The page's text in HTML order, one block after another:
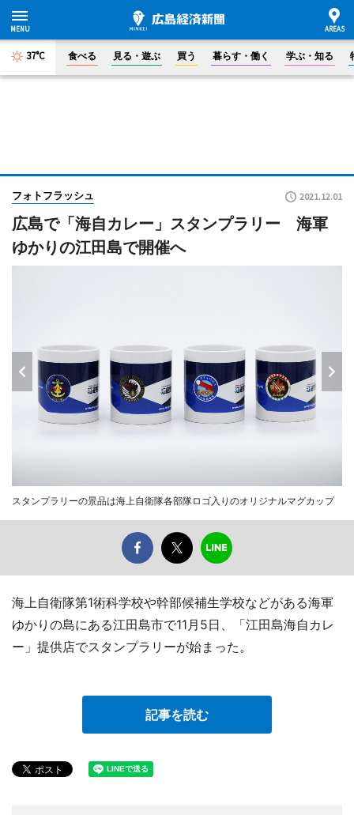
37°C 食べる 見る・遊ぶ 買う 暮らす・働く 学ぶ・知る
フォトフラッシュ 2021.12.01
広島で「海自カレー」スタンプラリー 海軍
ゆかりの江田島で開催へ
スタンプラリーの景品は海上自衛隊各部隊ロゴ入りのオリジナルマグカップ
海上自衛隊第1術科学校や幹部候補生学校などがある海軍
ゆかりの島にある江田島市で11月5日、「江田島海自カレ
ー」提供店でスタンプラリーが始まった。
記事を読む